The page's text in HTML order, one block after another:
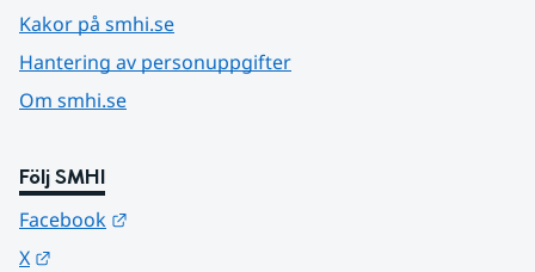
Kakor på smhi.se
Hantering av personuppgifter
Om smhi.se
Följ SMHI
Facebook
X